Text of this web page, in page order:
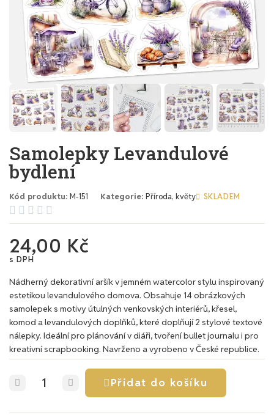
Samolepky Levandulové
bydlení
Kód produktu M-151 Kategorie Příroda, květy SKLADEM
    
24,00 Kč
s DPH
Nádherný dekorativní aršík v jemném watercolor stylu inspirovaný
estetikou levandulového domova. Obsahuje 14 obrázkových
samolepek s motivy útulných venkovských interiérů, křesel,
komod a levandulových doplňků, které doplňují 2 stylové textové
nálepky. Ideální pro plánování v diáři, tvoření bullet journalu i pro
kreativní scrapbooking. Navrženo a vyrobeno v České republice.
Přidat do košíku